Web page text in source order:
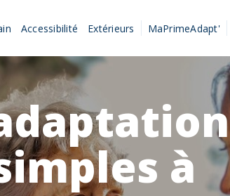
Accessibilité Extérieurs MaPrimeAdapt'
à